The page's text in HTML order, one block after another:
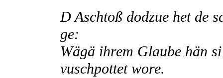
D Aschtoß dodzue het de
ge:
Wägä ihrem Glaube hän
vuschpottet wore.